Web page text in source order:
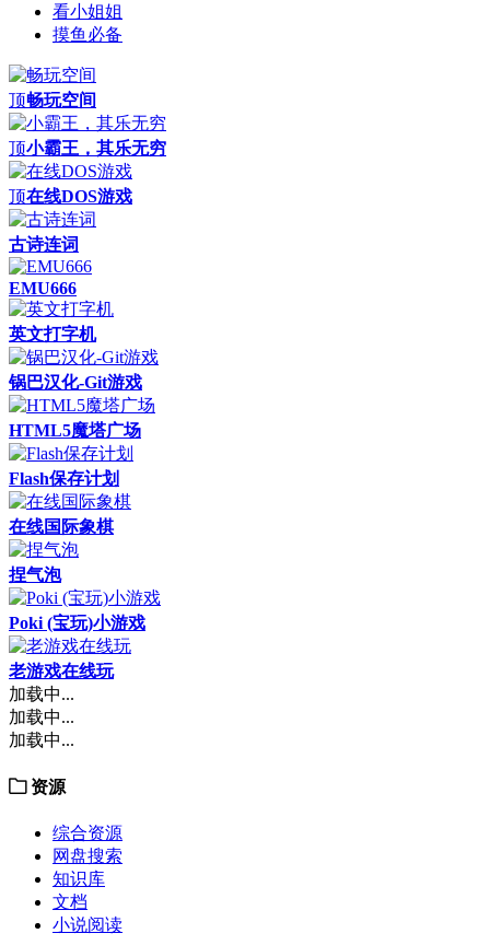
看小姐姐
摸鱼必备
顶畅玩空间
顶小霸王，其乐无穷
顶在线DOS游戏
古诗连词
EMU666
英文打字机
锅巴汉化-Git游戏
HTML5魔塔广场
Flash保存计划
在线国际象棋
捏气泡
Poki (宝玩)小游戏
老游戏在线玩
加载中...
加载中...
加载中...
资源
综合资源
网盘搜索
知识库
文档
小说阅读